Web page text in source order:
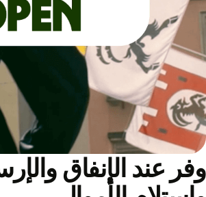
عند الإنفاق